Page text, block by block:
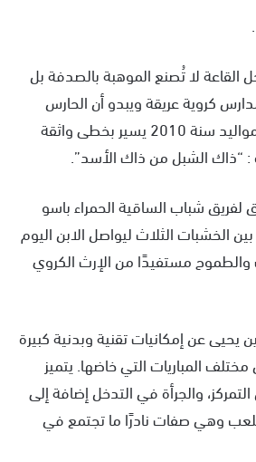
القاعة لا تُصنع الموهبة بالصدفة بل
كروية عريقة ويبدو أن الحارس
الواعد الدين يحيى من مواليد سنة 2010 يسير بخطى واثقة
: “ذاك الشبل من ذاك الأسد”.
شباب الساقية الحمراء باسو
الخشبات الثلاث ليواصل الابن اليوم
مستفيدًا من الإرث الكروي
يحيى عن إمكانيات تقنية وبدنية كبيرة
المباريات التي خاضها. يتميز
والجرأة في التدخل إضافة إلى
وهي صفات نادرًا ما تجتمع في